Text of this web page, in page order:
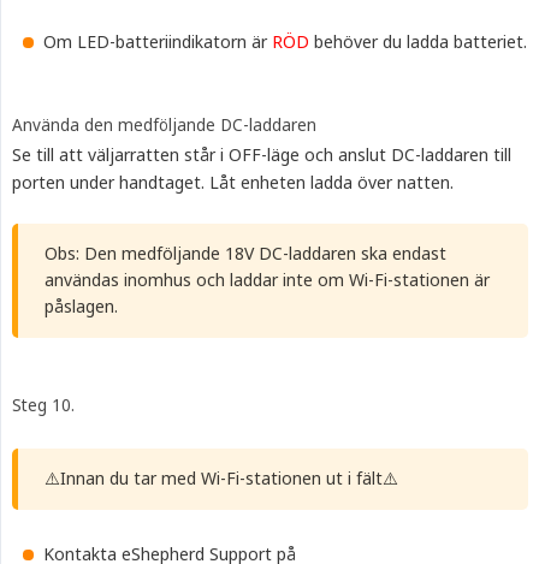
Om LED-batteriindikatorn är RÖD behöver du ladda batteriet.
Använda den medföljande DC-laddaren
Se till att väljarratten står i OFF-läge och anslut DC-laddaren till
porten under handtaget. Låt enheten ladda över natten.
Obs: Den medföljande 18V DC-laddaren ska endast
användas inomhus och laddar inte om Wi-Fi-stationen är
påslagen.
Steg 10.
⚠️Innan du tar med Wi-Fi-stationen ut i fält⚠️
Kontakta eShepherd Support på